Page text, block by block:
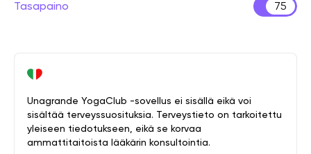
Tasapaino 75
Unagrande YogaClub -sovellus ei sisällä eikä voi
sisältää terveyssuosituksia. Terveystieto on tarkoitettu
yleiseen tiedotukseen, eikä se korvaa
ammattitaitoista lääkärin konsultointia.